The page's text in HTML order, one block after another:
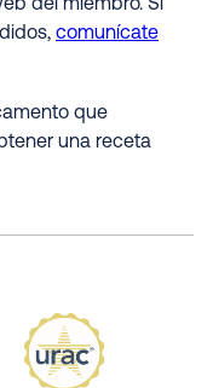
del miembro. Si
comunícate
que
una receta